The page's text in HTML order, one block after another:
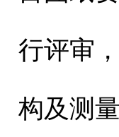
行评审
构及测